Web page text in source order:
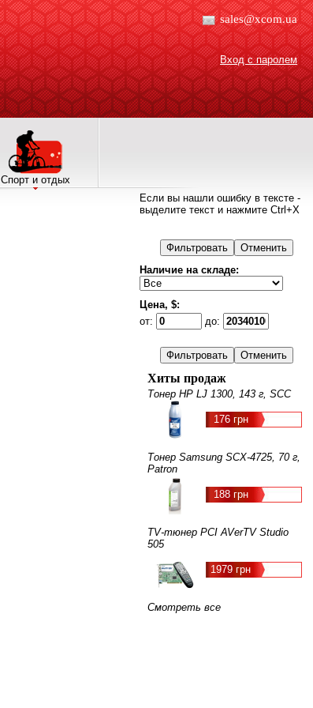
sales@xcom.ua
Вход с паролем
Спорт и отдых
Если вы нашли ошибку в тексте -
выделите текст и нажмите Ctrl+X
Наличие на складе:
Цена, $:
от:
до:
Хиты продаж
Тонер HP LJ 1300, 143 г, SCC
176 грн
Тонер Samsung SCX-4725, 70 г,
Patron
188 грн
TV-тюнер PCI AVerTV Studio
505
1979 грн
Смотреть все